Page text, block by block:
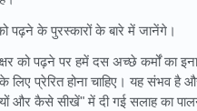
के पुरस्कारों के बारे में जानेंगे।
को पढ़ने पर हमें दस अच्छे कर्मों का
प्रेरित होना चाहिए। यह संभव है
और कैसे सीखें" में दी गई सलाह का